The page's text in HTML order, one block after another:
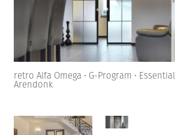
retro Alfa Omega • G-Program •
Arendonk